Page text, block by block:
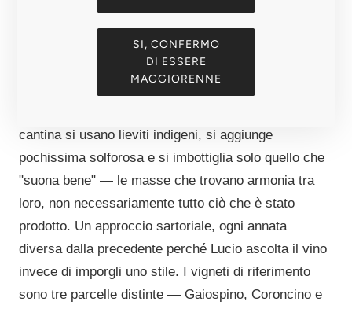
Il metodo è difficile da catalogare proprio perché non
cantina si usano lieviti indigeni, si aggiunge
pochissima solforosa e si imbottiglia solo quello che
"suona bene" — le masse che trovano armonia tra
loro, non necessariamente tutto ciò che è stato
prodotto. Un approccio sartoriale, ogni annata
diversa dalla precedente perché Lucio ascolta il vino
invece di imporgli uno stile. I vigneti di riferimento
sono tre parcelle distinte — Gaiospino, Coroncino e
SI, CONFERMO
DI ESSERE
MAGGIORENNE